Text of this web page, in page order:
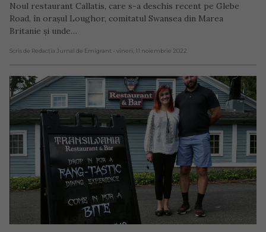
Noul restaurant Callatis, care s-a deschis recent pe Glebe
Road, în orașul Loughor, comitatul Swansea din Marea
Britanie și unde…
Scris de Redacția Jurnal de Emigrant - vineri, 11 noiembrie 2022